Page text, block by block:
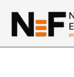
para
conteúdo